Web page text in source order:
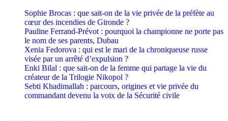
Sophie Brocas : que sait-on de la vie privée de la préfète au
cœur des incendies de Gironde ?
Pauline Ferrand-Prévot : pourquoi la championne ne porte pas
le nom de ses parents, Dubau
Xenia Fedorova : qui est le mari de la chroniqueuse russe
visée par un arrêté d’expulsion ?
Enki Bilal : que sait-on de la femme qui partage la vie du
créateur de la Trilogie Nikopol ?
Sebti Khadimallah : parcours, origines et vie privée du
commandant devenu la voix de la Sécurité civile